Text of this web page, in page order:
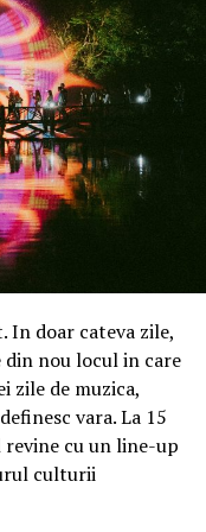
6.5. pentru
de acest tip
în scenarii
reducând
mai natural al
Zoom 2.0, care
Pro, și de funcția
reda clar atât luna,
pe timp de
schimbă regulile
In doar cateva zile,
nou locul in care
zile de muzica,
vara. La 15
revine cu un line-up
culturii